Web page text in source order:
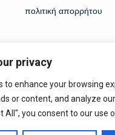
privacy
to enhance your browsing
or content, and analyze
All", you consent to our use
πολιτική απορρήτου